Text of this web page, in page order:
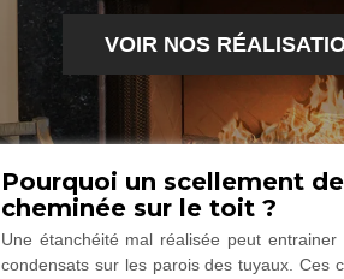
VOIR NOS
Pourquoi un scellement
cheminée sur le toit ?
Une étanchéité mal réalisée peut entrainer
condensats sur les parois des tuyaux. Ces